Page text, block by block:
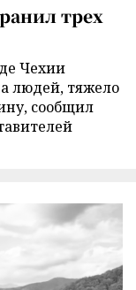
трех
Чехии
людей, тяжело
сообщил